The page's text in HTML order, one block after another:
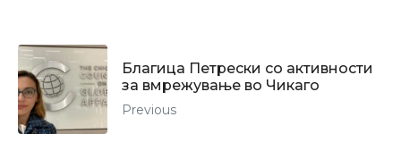
Благица Петрески со активности
за вмрежување во Чикаго
Previous